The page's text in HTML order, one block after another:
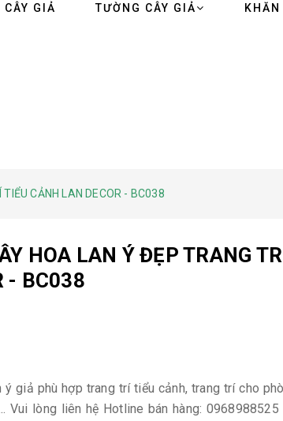
CÂY GIẢ TƯỜNG CÂY GIẢ
CẢNH LAN DECOR - BC038
HOA LAN Ý ĐẸP TRANG
- BC038
ý giả phù hợp trang trí tiểu cảnh, trang trí cho
Vui lòng liên hệ Hotline bán hàng: